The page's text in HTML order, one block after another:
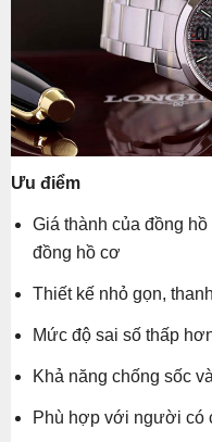
Ưu điểm
Giá thành của đồng
đồng hồ cơ
Thiết kế nhỏ gọn,
Mức độ sai số thấp
Khả năng chống sốc
Phù hợp với người có